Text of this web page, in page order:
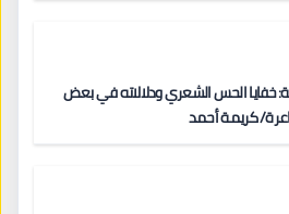
خفايا الحس الشعري ودلالاته في بعض
كريمة أحمد